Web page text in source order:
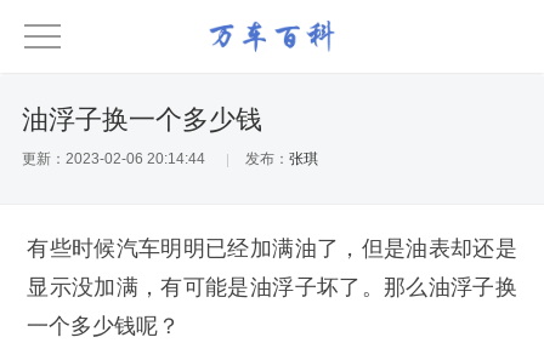
油浮子换一个多少钱
更新：2023-02-06 20:14:44 发布： 张琪
有些时候汽车明明已经加满油了，但是油表却还是
显示没加满，有可能是油浮子坏了。那么油浮子换
一个多少钱呢？